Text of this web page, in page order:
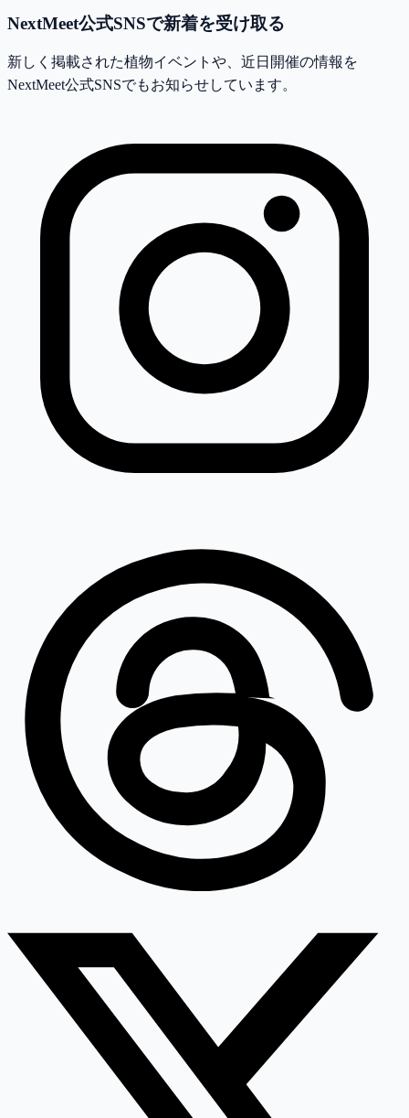
NextMeet公式SNSで新着を受け取る
新しく掲載された植物イベントや、近日開催の情報を
NextMeet公式SNSでもお知らせしています。